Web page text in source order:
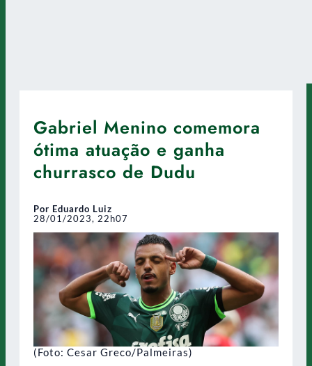
Gabriel Menino comemora
ótima atuação e ganha
churrasco de Dudu
Por Eduardo Luiz
28/01/2023, 22h07
(Foto: Cesar Greco/Palmeiras)